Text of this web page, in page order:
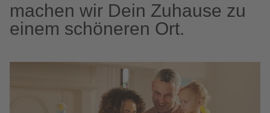
machen wir Dein Zuhause zu
einem schöneren Ort.